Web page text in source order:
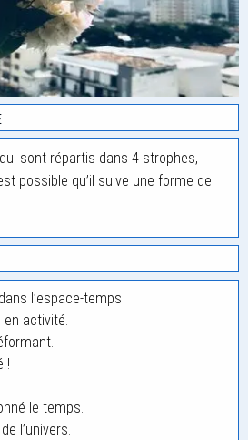
sont répartis dans 4 strophes,
possible qu’il suive une forme de
l’espace-temps
en activité.
!
le temps.
l’univers.